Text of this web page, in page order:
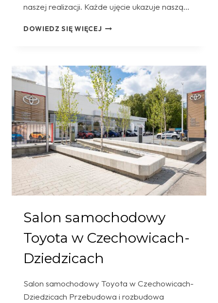
naszej realizacji. Każde ujęcie ukazuje naszą…
DOWIEDZ SIĘ WIĘCEJSALA
LĄDOWEJ
POLITECHNIKI
KRAKOWSKIEJ
Salon samochodowy
Toyota w Czechowicach-
Dziedzicach
Salon samochodowy Toyota w Czechowicach-
Dziedzicach Przebudowa i rozbudowa